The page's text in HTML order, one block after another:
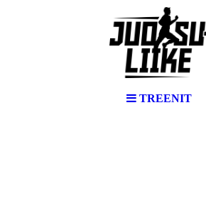
TREENIT